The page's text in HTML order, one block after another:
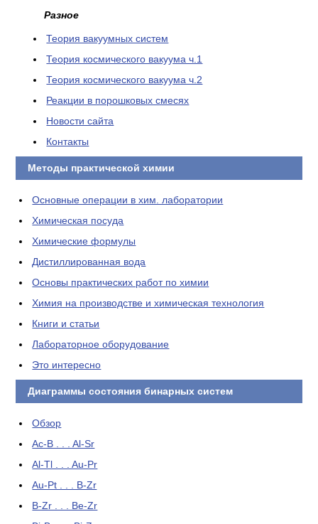
Разное
Теория вакуумных систем
Теория космического вакуума ч.1
Теория космического вакуума ч.2
Реакции в порошковых смесях
Новости сайта
Контакты
Методы практической химии
Основные операции в хим. лаборатории
Химическая посуда
Химические формулы
Дистиллированная вода
Основы практических работ по химии
Химия на производстве и химическая технология
Книги и статьи
Лабораторное оборудование
Это интересно
Диаграммы состояния бинарных систем
Обзор
Ac-B . . . Al-Sr
Al-Tl . . . Au-Pr
Au-Pt . . . B-Zr
B-Zr . . . Be-Zr